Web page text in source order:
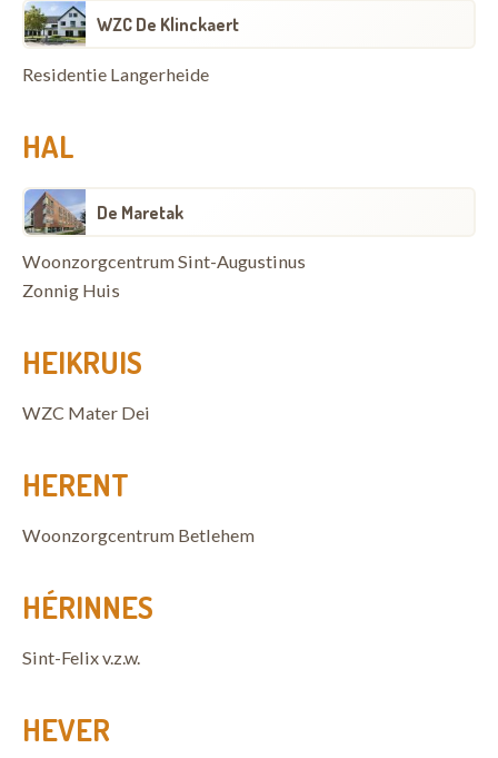
WZC De Klinckaert
Residentie Langerheide
HAL
De Maretak
Woonzorgcentrum Sint-Augustinus
Zonnig Huis
HEIKRUIS
WZC Mater Dei
HERENT
Woonzorgcentrum Betlehem
HÉRINNES
Sint-Felix v.z.w.
HEVER